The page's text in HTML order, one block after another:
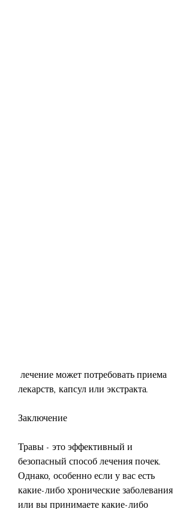
лекарств, капсул или экстракта.
Заключение
Травы - это эффективный и
безопасный способ лечения почек.
Однако, особенно если у вас есть
какие-либо хронические заболевания
или вы принимаете какие-либо